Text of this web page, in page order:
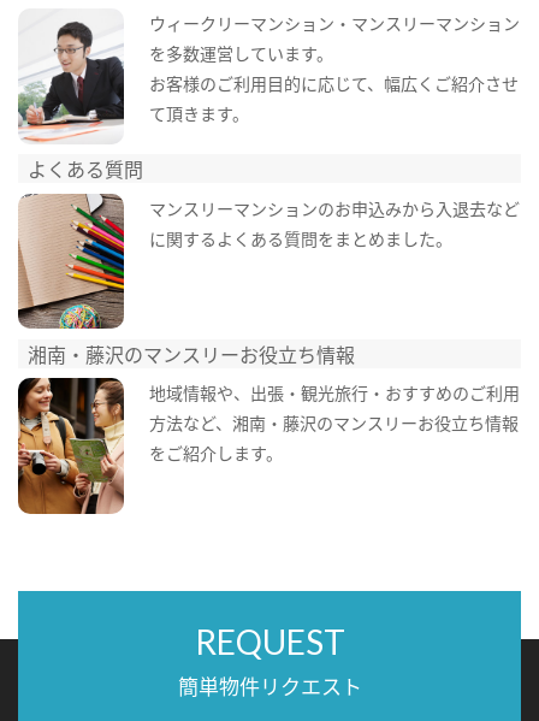
ウィークリーマンション・マンスリーマンション
を多数運営しています。
お客様のご利用目的に応じて、幅広くご紹介させ
て頂きます。
よくある質問
マンスリーマンションのお申込みから入退去など
に関するよくある質問をまとめました。
湘南・藤沢のマンスリーお役立ち情報
地域情報や、出張・観光旅行・おすすめのご利用
方法など、湘南・藤沢のマンスリーお役立ち情報
をご紹介します。
REQUEST
簡単物件リクエスト